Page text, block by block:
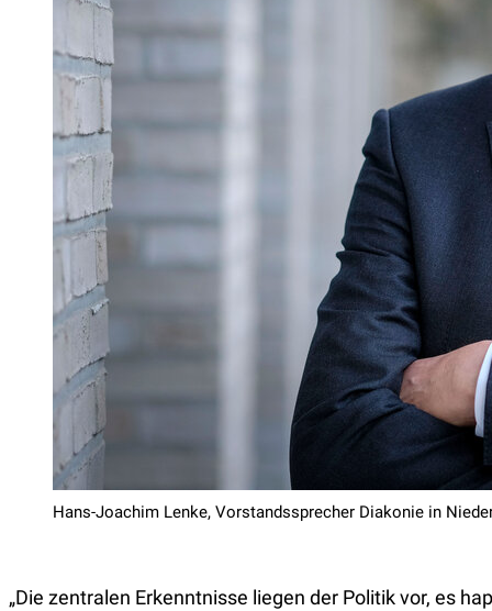
Hans-Joachim Lenke, Vorstandssprecher Diakonie in
„Die zentralen Erkenntnisse liegen der Politik vor, es